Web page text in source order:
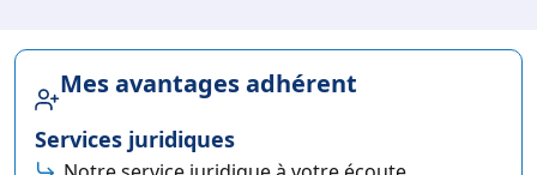
Mes avantages adhérent
Services juridiques